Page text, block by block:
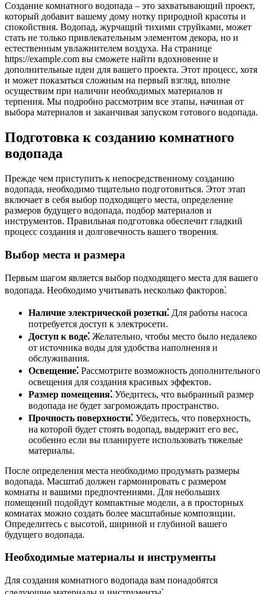
Создание комнатного водопада – это захватывающий проект,
который добавит вашему дому нотку природной красоты и
спокойствия. Водопад, журчащий тихими струйками, может
стать не только привлекательным элементом декора, но и
естественным увлажнителем воздуха. На странице
https://example.com вы сможете найти вдохновение и
дополнительные идеи для вашего проекта. Этот процесс, хотя
и может показаться сложным на первый взгляд, вполне
осуществим при наличии необходимых материалов и
терпения. Мы подробно рассмотрим все этапы, начиная от
выбора материалов и заканчивая запуском готового водопада.
Подготовка к созданию комнатного
водопада
Прежде чем приступить к непосредственному созданию
водопада, необходимо тщательно подготовиться. Этот этап
включает в себя выбор подходящего места, определение
размеров будущего водопада, подбор материалов и
инструментов. Правильная подготовка обеспечит гладкий
процесс создания и долговечность вашего творения.
Выбор места и размера
Первым шагом является выбор подходящего места для вашего
водопада. Необходимо учитывать несколько факторов⁚
Наличие электрической розетки⁚ Для работы насоса
потребуется доступ к электросети.
Доступ к воде⁚ Желательно, чтобы место было недалеко
от источника воды для удобства наполнения и
обслуживания.
Освещение⁚ Рассмотрите возможность дополнительного
освещения для создания красивых эффектов.
Размер помещения⁚ Убедитесь, что выбранный размер
водопада не будет загромождать пространство.
Прочность поверхности⁚ Убедитесь, что поверхность,
на которой будет стоять водопад, выдержит его вес,
особенно если вы планируете использовать тяжелые
материалы.
После определения места необходимо продумать размеры
водопада. Масштаб должен гармонировать с размером
комнаты и вашими предпочтениями. Для небольших
помещений подойдут компактные модели, а в просторных
комнатах можно создать более масштабные композиции.
Определитесь с высотой, шириной и глубиной вашего
будущего водопада.
Необходимые материалы и инструменты
Для создания комнатного водопада вам понадобятся